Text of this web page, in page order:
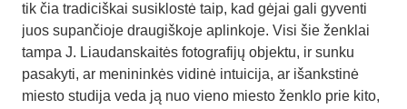
tik čia tradiciškai susiklostė taip, kad gėjai gali gyventi
juos supančioje draugiškoje aplinkoje. Visi šie ženklai
tampa J. Liaudanskaitės fotografijų objektu, ir sunku
pasakyti, ar menininkės vidinė intuicija, ar išankstinė
miesto studija veda ją nuo vieno miesto ženklo prie kito,